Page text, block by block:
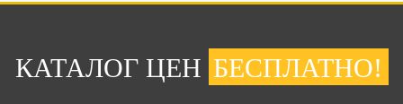
КАТАЛОГ ЦЕН БЕСПЛАТНО!